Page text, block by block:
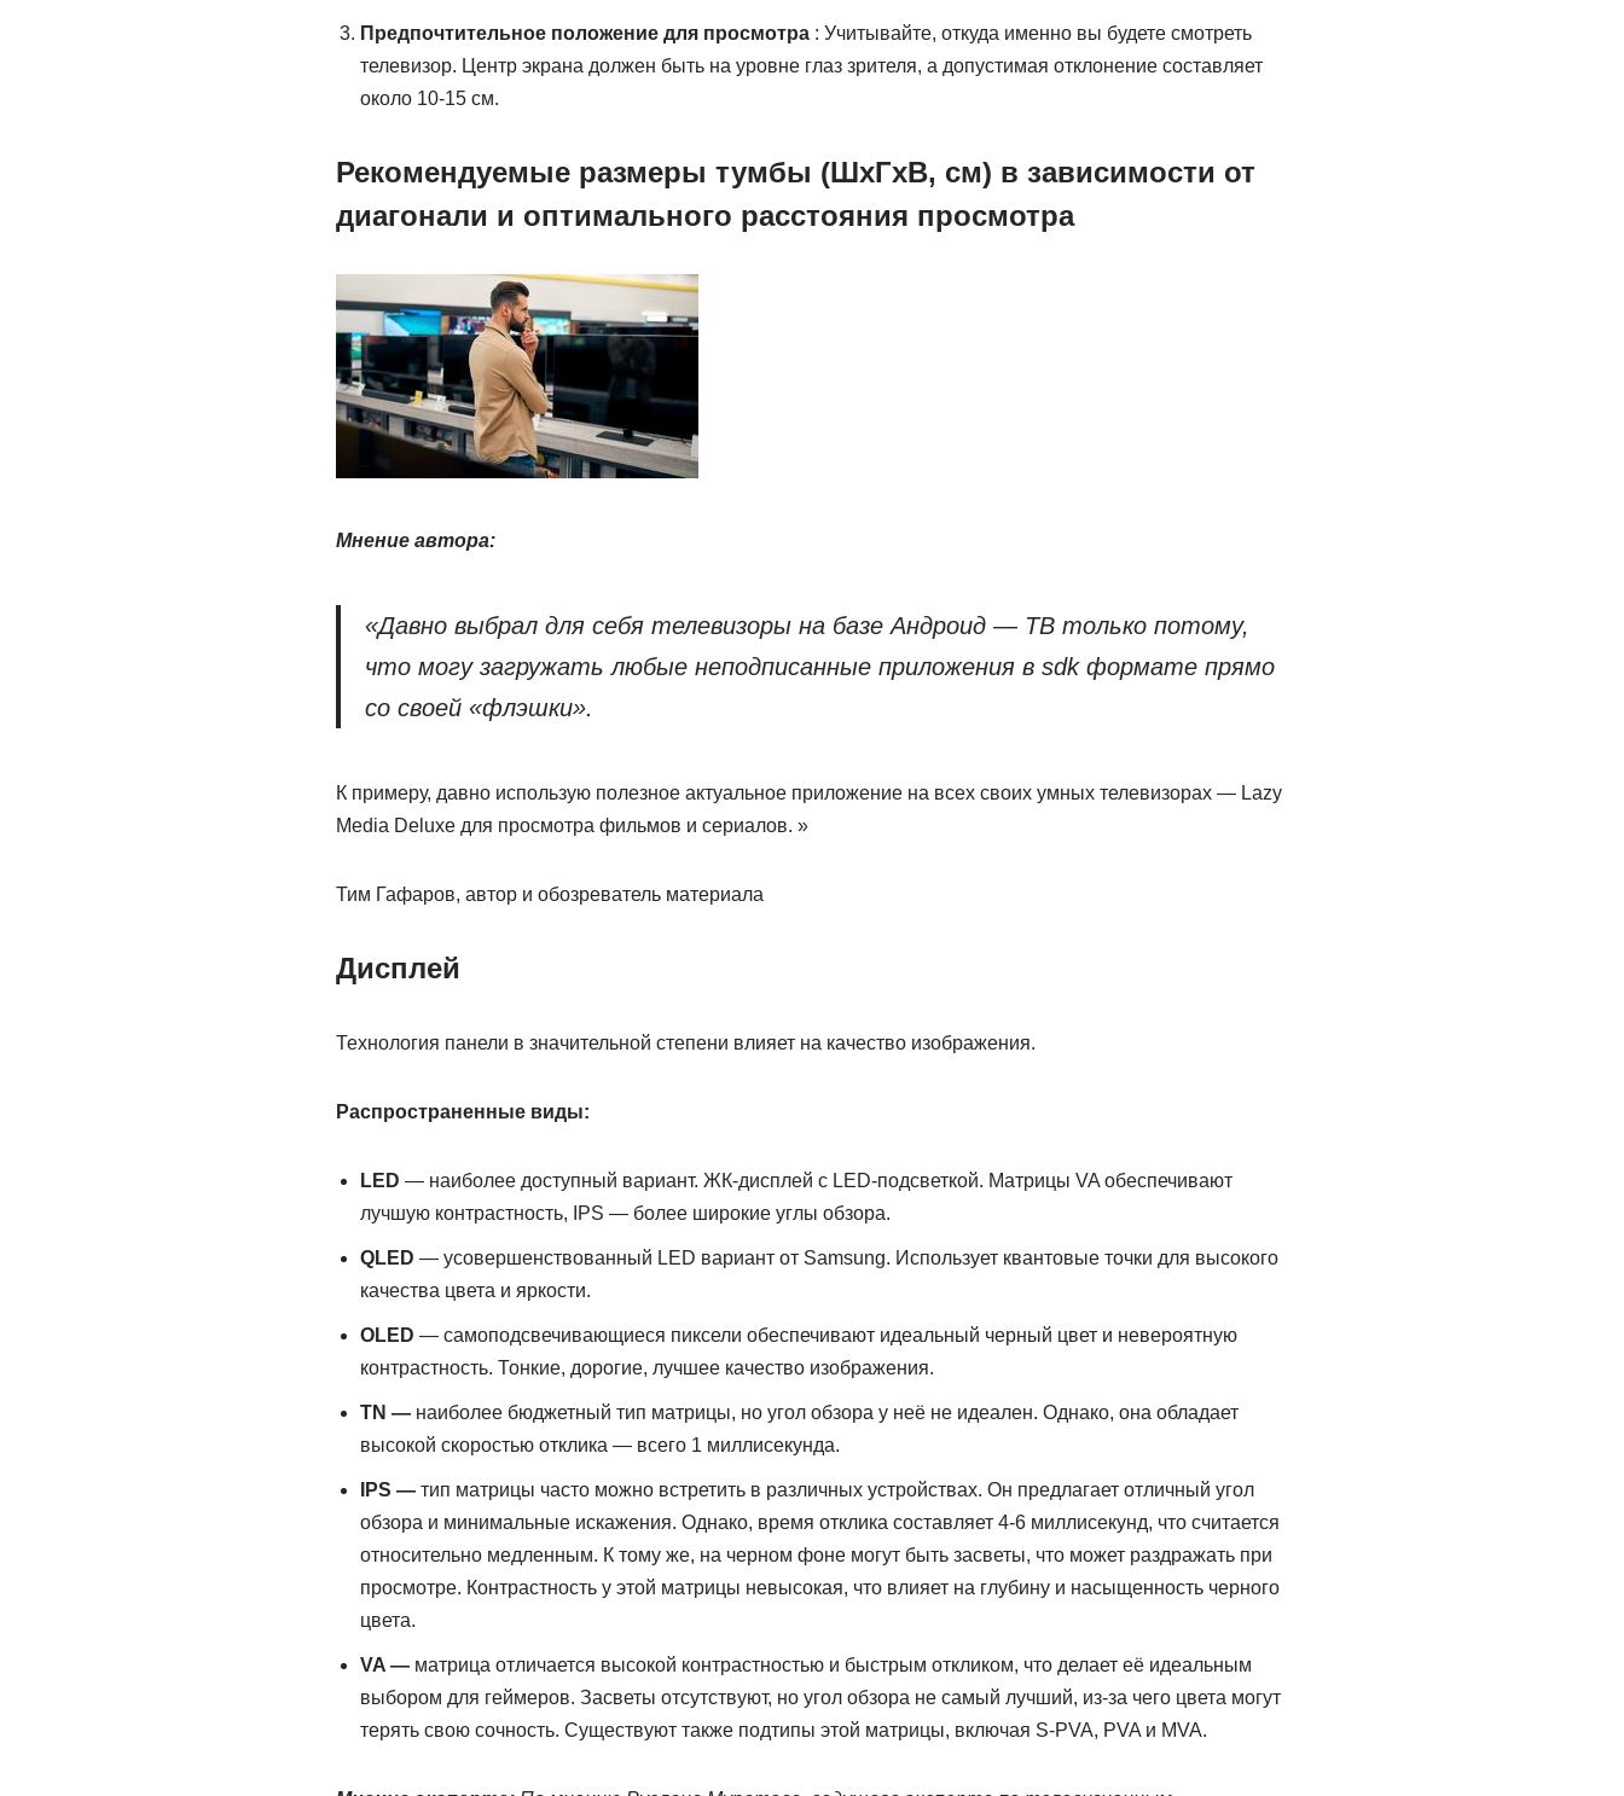
Предпочтительное положение для просмотра: Учитывайте, откуда именно вы будете смотреть
телевизор. Центр экрана должен быть на уровне глаз зрителя, а допустимая отклонение составляет
около 10-15 см.
Рекомендуемые размеры тумбы (ШxГxВ, см) в зависимости от
диагонали и оптимального расстояния просмотра
Мнение автора:
«Давно выбрал для себя телевизоры на базе Андроид — ТВ только потому,
что могу загружать любые неподписанные приложения в sdk формате прямо
со своей «флэшки».
К примеру, давно использую полезное актуальное приложение на всех своих умных телевизорах — Lazy
Media Deluxe для просмотра фильмов и сериалов. »
Тим Гафаров, автор и обозреватель материала
Дисплей
Технология панели в значительной степени влияет на качество изображения.
Распространенные виды:
LED — наиболее доступный вариант. ЖК-дисплей с LED-подсветкой. Матрицы VA обеспечивают
лучшую контрастность, IPS — более широкие углы обзора.
QLED — усовершенствованный LED вариант от Samsung. Использует квантовые точки для высокого
качества цвета и яркости.
OLED — самоподсвечивающиеся пиксели обеспечивают идеальный черный цвет и невероятную
контрастность. Тонкие, дорогие, лучшее качество изображения.
TN —наиболее бюджетный тип матрицы, но угол обзора у неё не идеален. Однако, она обладает
высокой скоростью отклика — всего 1 миллисекунда.
IPS —тип матрицы часто можно встретить в различных устройствах. Он предлагает отличный угол
обзора и минимальные искажения. Однако, время отклика составляет 4-6 миллисекунд, что считается
относительно медленным. К тому же, на черном фоне могут быть засветы, что может раздражать при
просмотре. Контрастность у этой матрицы невысокая, что влияет на глубину и насыщенность черного
цвета.
VA —матрица отличается высокой контрастностью и быстрым откликом, что делает её идеальным
выбором для геймеров. Засветы отсутствуют, но угол обзора не самый лучший, из-за чего цвета могут
терять свою сочность. Существуют также подтипы этой матрицы, включая S-PVA, PVA и MVA.